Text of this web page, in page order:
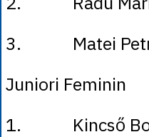
3. Matei Petre
Juniori Feminin
1. Kincső